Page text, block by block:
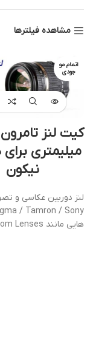
مشاهده فیلترها
اتمام مو
جودی
میلیمتری برای
نیکون
هایی مانند Wide Andgel / Normal Angel / Zoom Lenses